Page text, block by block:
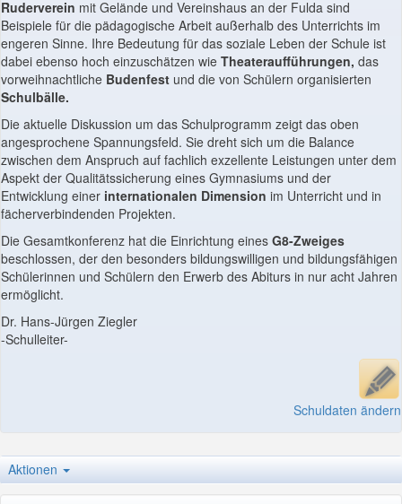
Ruderverein mit Gelände und Vereinshaus an der Fulda sind
Beispiele für die pädagogische Arbeit außerhalb des Unterrichts im
engeren Sinne. Ihre Bedeutung für das soziale Leben der Schule ist
dabei ebenso hoch einzuschätzen wie Theateraufführungen, das
vorweihnachtliche Budenfest und die von Schülern organisierten
Schulbälle.
Die aktuelle Diskussion um das Schulprogramm zeigt das oben
angesprochene Spannungsfeld. Sie dreht sich um die Balance
zwischen dem Anspruch auf fachlich exzellente Leistungen unter dem
Aspekt der Qualitätssicherung eines Gymnasiums und der
Entwicklung einer internationalen Dimension im Unterricht und in
fächerverbindenden Projekten.
Die Gesamtkonferenz hat die Einrichtung eines G8-Zweiges
beschlossen, der den besonders bildungswilligen und bildungsfähigen
Schülerinnen und Schülern den Erwerb des Abiturs in nur acht Jahren
ermöglicht.
Dr. Hans-Jürgen Ziegler
-Schulleiter-
Schuldaten ändern
Aktionen